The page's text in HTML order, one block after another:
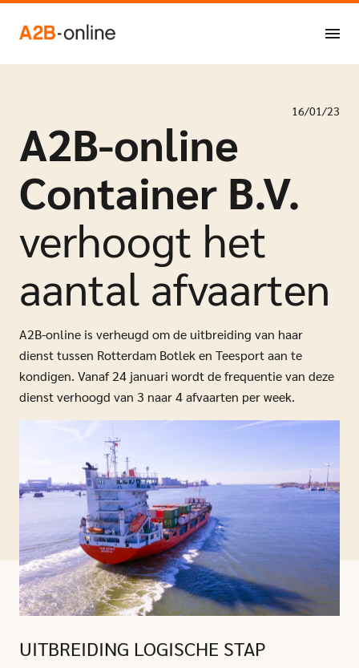
NL
EN
16/01/23
A2B-online
Container B.V.
verhoogt het
aantal afvaarten
A2B-online is verheugd om de uitbreiding van haar
dienst tussen Rotterdam Botlek en Teesport aan te
kondigen. Vanaf 24 januari wordt de frequentie van deze
dienst verhoogd van 3 naar 4 afvaarten per week.
UITBREIDING LOGISCHE STAP